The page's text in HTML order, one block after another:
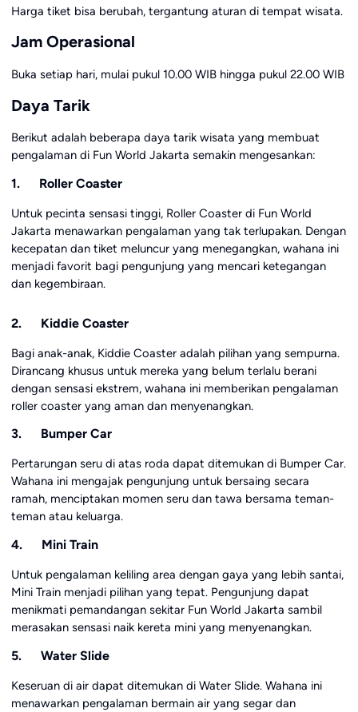
Harga tiket bisa berubah, tergantung aturan di tempat wisata.
Jam Operasional
Buka setiap hari, mulai pukul 10.00 WIB hingga pukul 22.00 WIB
Daya Tarik
Berikut adalah beberapa daya tarik wisata yang membuat
pengalaman di Fun World Jakarta semakin mengesankan:
1. Roller Coaster
Untuk pecinta sensasi tinggi, Roller Coaster di Fun World
Jakarta menawarkan pengalaman yang tak terlupakan. Dengan
kecepatan dan tiket meluncur yang menegangkan, wahana ini
menjadi favorit bagi pengunjung yang mencari ketegangan
dan kegembiraan.
2. Kiddie Coaster
Bagi anak-anak, Kiddie Coaster adalah pilihan yang sempurna.
Dirancang khusus untuk mereka yang belum terlalu berani
dengan sensasi ekstrem, wahana ini memberikan pengalaman
roller coaster yang aman dan menyenangkan.
3. Bumper Car
Pertarungan seru di atas roda dapat ditemukan di Bumper Car.
Wahana ini mengajak pengunjung untuk bersaing secara
ramah, menciptakan momen seru dan tawa bersama teman-
teman atau keluarga.
4. Mini Train
Untuk pengalaman keliling area dengan gaya yang lebih santai,
Mini Train menjadi pilihan yang tepat. Pengunjung dapat
menikmati pemandangan sekitar Fun World Jakarta sambil
merasakan sensasi naik kereta mini yang menyenangkan.
5. Water Slide
Keseruan di air dapat ditemukan di Water Slide. Wahana ini
menawarkan pengalaman bermain air yang segar dan